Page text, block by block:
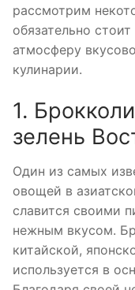
рассмотрим
обязательно
атмосферу
кулинарии.
1.
зелень
Один из самых
овощей в
славится своими
нежным вкусом.
китайской,
используется в